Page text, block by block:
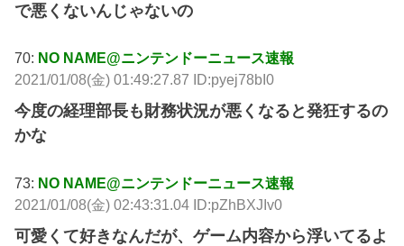
で悪くないんじゃないの
70: NO NAME@ニンテンドーニュース速報
2021/01/08(金) 01:49:27.87 ID:pyej78bI0
今度の経理部長も財務状況が悪くなると発狂するの
かな
73: NO NAME@ニンテンドーニュース速報
2021/01/08(金) 02:43:31.04 ID:pZhBXJIv0
可愛くて好きなんだが、ゲーム内容から浮いてるよ